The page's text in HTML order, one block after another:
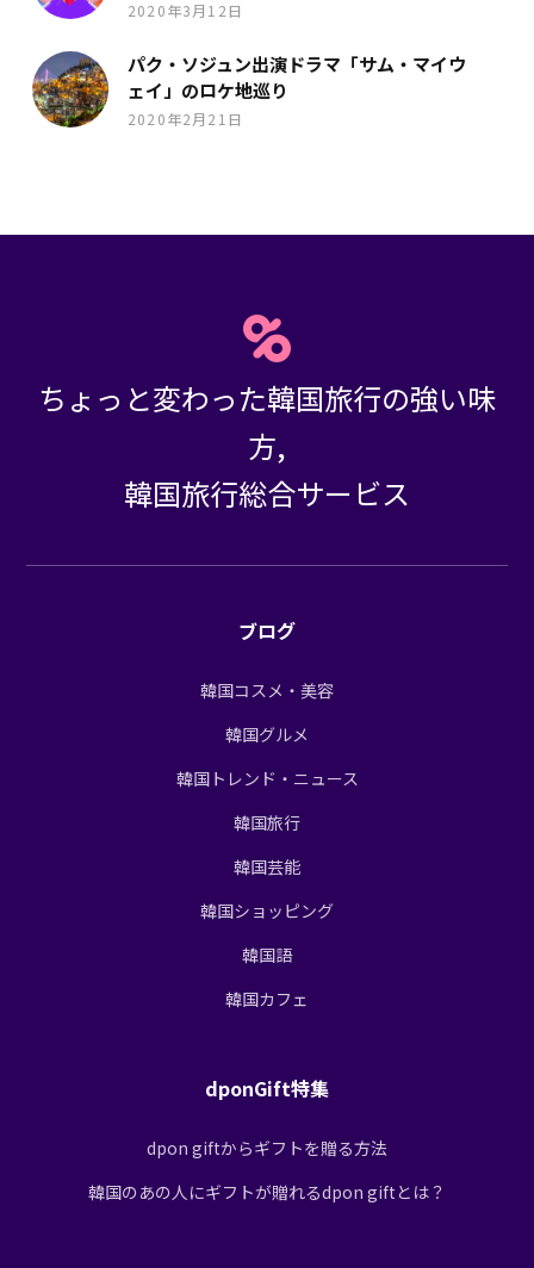
2020年3月12日
パク・ソジュン出演ドラマ「サム・マイウ
ェイ」のロケ地巡り
2020年2月21日
ちょっと変わった韓国旅行の強い味
方,
韓国旅行総合サービス
ブログ
韓国コスメ・美容
韓国グルメ
韓国トレンド・ニュース
韓国旅行
韓国芸能
韓国ショッピング
韓国語
韓国カフェ
dponGift特集
dpon giftからギフトを贈る方法
韓国のあの人にギフトが贈れるdpon giftとは？